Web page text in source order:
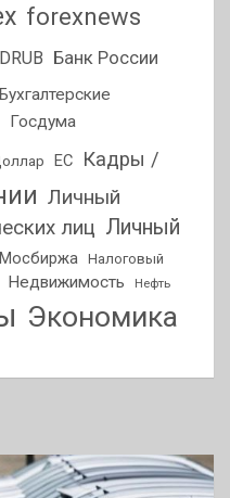
forexnews
Банк России
Бухгалтерские
Госдума
ЕС
Кадры /
Личный
лиц Личный
Мосбиржа
Налоговый
Недвижимость Нефть
Экономика